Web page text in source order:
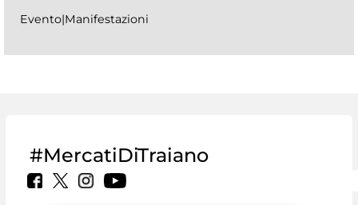
Evento|Manifestazioni
#MercatiDiTraiano